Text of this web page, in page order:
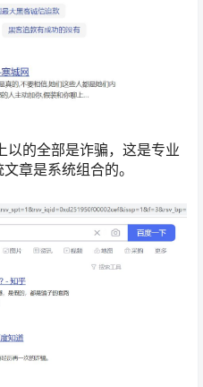
的全部是诈骗，这是专业
章是系统组合的。